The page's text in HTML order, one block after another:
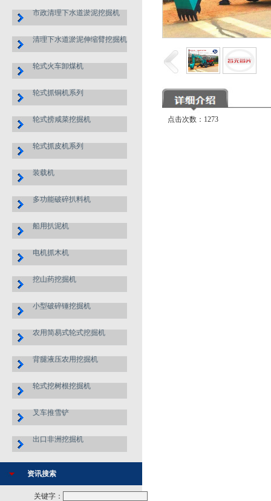
市政清理下水道淤泥挖掘机
清理下水道淤泥伸缩臂挖掘机
轮式火车卸煤机
轮式抓铜机系列
轮式捞咸菜挖掘机
轮式抓皮机系列
装载机
多功能破碎扒料机
船用扒泥机
电机抓木机
挖山药挖掘机
小型破碎锤挖掘机
农用简易式轮式挖掘机
背腿液压农用挖掘机
轮式挖树根挖掘机
叉车推雪铲
出口非洲挖掘机
资讯搜索
关键字：
点击次数：1273